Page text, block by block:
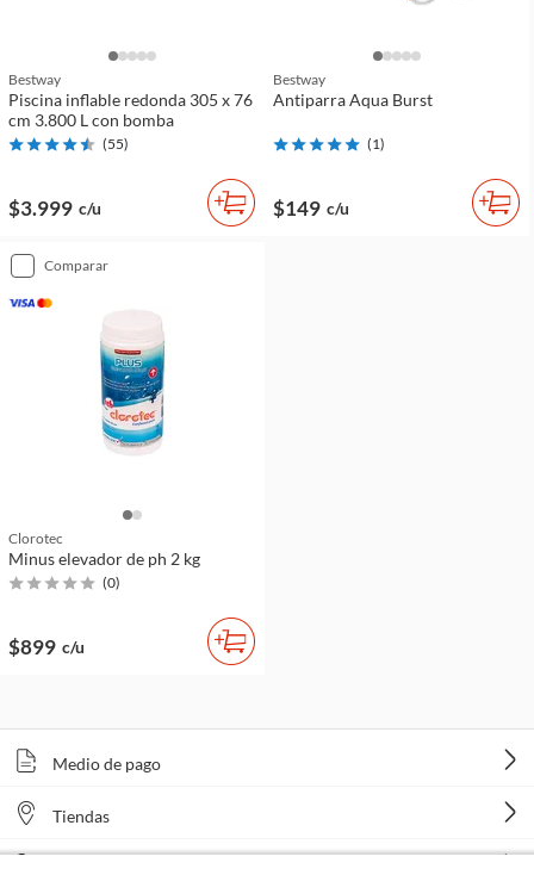
Bestway
Piscina inflable redonda 305 x 76
cm 3.800 L con bomba
(55)
$3.999 c/u
Bestway
Antiparra Aqua Burst
(1)
$149 c/u
comparar
Clorotec
Minus elevador de ph 2 kg
(0)
$899 c/u
Medio de pago
Tiendas